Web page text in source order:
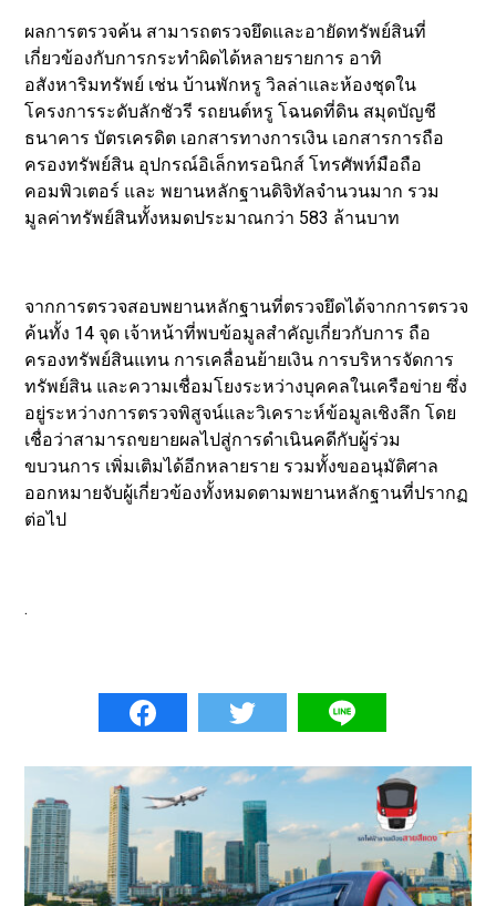
ผลการตรวจค้น สามารถตรวจยึดและอายัดทรัพย์สินที่
เกี่ยวข้องกับการกระทำผิดได้หลายรายการ อาทิ
อสังหาริมทรัพย์ เช่น บ้านพักหรู วิลล่าและห้องชุดใน
โครงการระดับลักชัวรี รถยนต์หรู โฉนดที่ดิน สมุดบัญชี
ธนาคาร บัตรเครดิต เอกสารทางการเงิน เอกสารการถือ
ครองทรัพย์สิน อุปกรณ์อิเล็กทรอนิกส์ โทรศัพท์มือถือ
คอมพิวเตอร์ และ พยานหลักฐานดิจิทัลจำนวนมาก รวม
มูลค่าทรัพย์สินทั้งหมดประมาณกว่า 583 ล้านบาท
จากการตรวจสอบพยานหลักฐานที่ตรวจยึดได้จากการตรวจ
ค้นทั้ง 14 จุด เจ้าหน้าที่พบข้อมูลสำคัญเกี่ยวกับการ ถือ
ครองทรัพย์สินแทน การเคลื่อนย้ายเงิน การบริหารจัดการ
ทรัพย์สิน และความเชื่อมโยงระหว่างบุคคลในเครือข่าย ซึ่ง
อยู่ระหว่างการตรวจพิสูจน์และวิเคราะห์ข้อมูลเชิงลึก โดย
เชื่อว่าสามารถขยายผลไปสู่การดำเนินคดีกับผู้ร่วม
ขบวนการ เพิ่มเติมได้อีกหลายราย รวมทั้งขออนุมัติศาล
ออกหมายจับผู้เกี่ยวข้องทั้งหมดตามพยานหลักฐานที่ปรากฏ
ต่อไป
.